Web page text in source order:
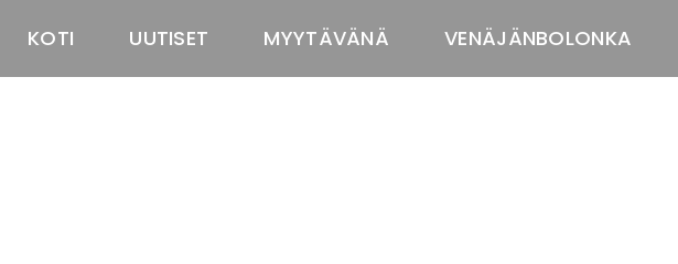
KOTI UUTISET MYYTÄVÄNÄ VENÄJÄNBOLONKA